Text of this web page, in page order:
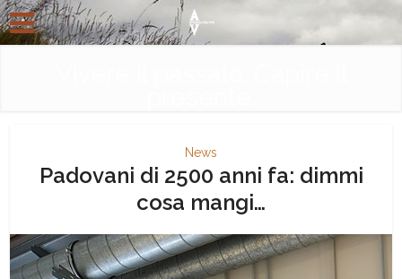
News
Padovani di 2500 anni fa: dimmi
cosa mangi…